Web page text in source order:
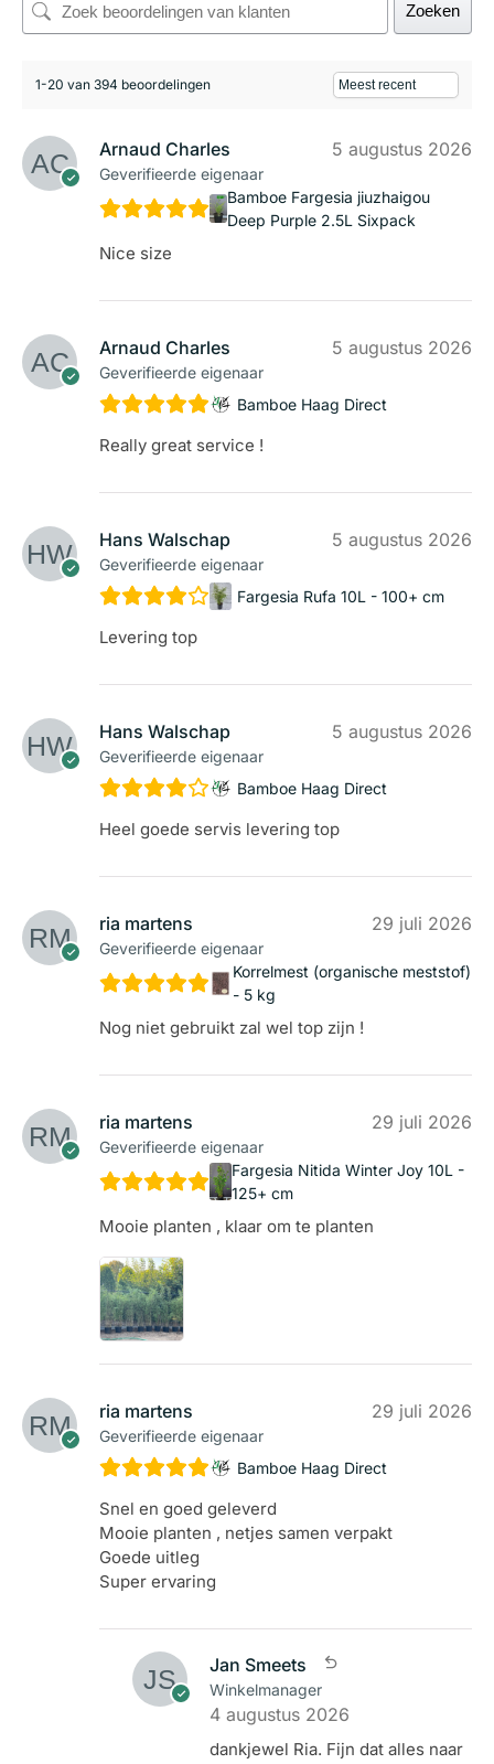
Zoeken
1-20 van 394 beoordelingen
Arnaud Charles
Geverifieerde eigenaar
5 augustus 2026
Bamboe Fargesia jiuzhaigou
Deep Purple 2.5L Sixpack
Nice size
Arnaud Charles
Geverifieerde eigenaar
5 augustus 2026
Bamboe Haag Direct
Really great service !
Hans Walschap
Geverifieerde eigenaar
5 augustus 2026
Fargesia Rufa 10L - 100+ cm
Levering top
Hans Walschap
Geverifieerde eigenaar
5 augustus 2026
Bamboe Haag Direct
Heel goede servis levering top
ria martens
Geverifieerde eigenaar
29 juli 2026
Korrelmest (organische meststof)
- 5 kg
Nog niet gebruikt zal wel top zijn !
ria martens
Geverifieerde eigenaar
29 juli 2026
Fargesia Nitida Winter Joy 10L -
125+ cm
Mooie planten , klaar om te planten
ria martens
Geverifieerde eigenaar
29 juli 2026
Bamboe Haag Direct
Snel en goed geleverd
Mooie planten , netjes samen verpakt
Goede uitleg
Super ervaring
Jan Smeets
Winkelmanager
4 augustus 2026
dankjewel Ria. Fijn dat alles naar